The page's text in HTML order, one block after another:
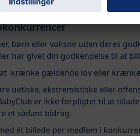
børn eller voksne uden deres
har givet din godkendelse til at
krænke gældende lov eller
uetiske, ekstremistiske eller
er ikke forpligtet til at
et sådant bidrag.
ét billede per medlem i